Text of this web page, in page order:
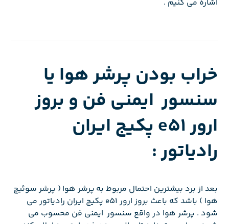
اشاره می کنیم .
خراب بودن پرشر هوا یا
سنسور ایمنی فن و بروز
ارور e51 پکیج ایران
رادیاتور :
بعد از برد بیشترین احتمال مربوط به پرشر هوا ( پرشر سوئیچ
هوا ) باشد که باعث بروز ارور e51 پکیج ایران رادیاتور می
شود . پرشر هوا در واقع سنسور ایمنی فن محسوب می